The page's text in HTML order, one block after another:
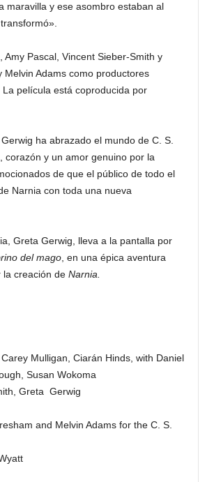
maravilla y ese asombro estaban al
Pascal, Vincent Sieber-Smith y
Adams como productores
película está coproducida por
ha abrazado el mundo de C. S.
y un amor genuino por la
de que el público de todo el
Narnia con toda una nueva
Greta Gerwig, lleva a la pantalla por
del mago, en una épica aventura
la creación de Narnia.
Mulligan, Ciarán Hinds, with Daniel
Susan Wokoma
Greta Gerwig
and Melvin Adams for the C. S.